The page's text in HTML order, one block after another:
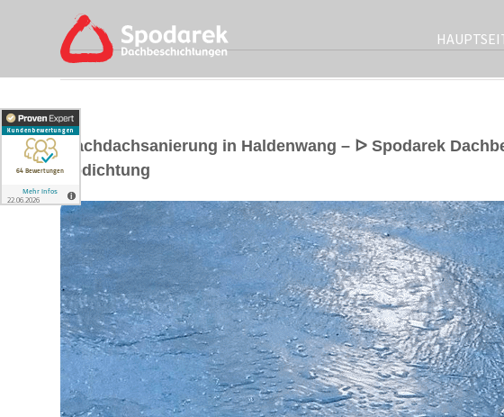
Flachdachsanierung in Haldenwang – ᐅ Spodarek
Abdichtung